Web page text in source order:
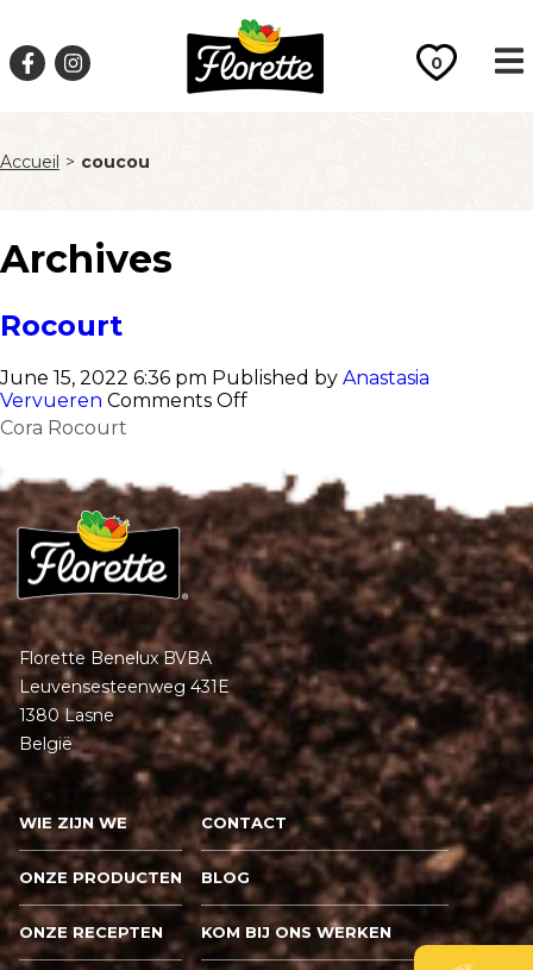
0
Accueil > coucou
Archives
Rocourt
June 15, 2022 6:36 pm Published by Anastasia
Vervueren Comments Offon
Cora Rocourt
Florette Benelux BVBA
Leuvensesteenweg 431E
1380 Lasne
België
WIE ZIJN WE
ONZE PRODUCTEN
ONZE RECEPTEN
CONTACT
BLOG
KOM BIJ ONS WERKEN